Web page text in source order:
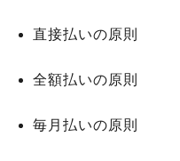
直接払いの原則
全額払いの原則
毎月払いの原則